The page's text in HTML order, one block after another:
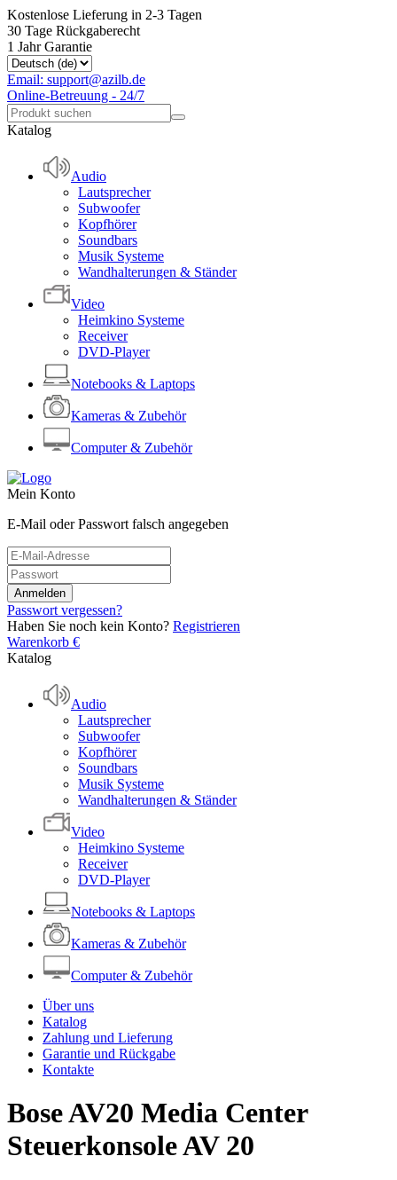
Kostenlose Lieferung in 2-3 Tagen
30 Tage Rückgaberecht
1 Jahr Garantie
Email: support@azilb.de
Online-Betreuung - 24/7
Katalog
Audio
Lautsprecher
Subwoofer
Kopfhörer
Soundbars
Musik Systeme
Wandhalterungen & Ständer
Video
Heimkino Systeme
Receiver
DVD-Player
Notebooks & Laptops
Kameras & Zubehör
Computer & Zubehör
Mein Konto
E-Mail oder Passwort falsch angegeben
Passwort vergessen?
Haben Sie noch kein Konto? Registrieren
Warenkorb €
Katalog
Audio
Lautsprecher
Subwoofer
Kopfhörer
Soundbars
Musik Systeme
Wandhalterungen & Ständer
Video
Heimkino Systeme
Receiver
DVD-Player
Notebooks & Laptops
Kameras & Zubehör
Computer & Zubehör
Über uns
Katalog
Zahlung und Lieferung
Garantie und Rückgabe
Kontakte
Bose AV20 Media Center
Steuerkonsole AV 20